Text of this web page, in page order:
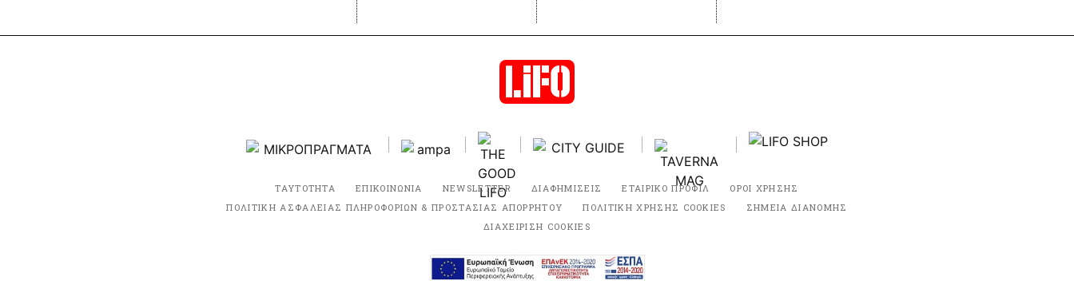
ΤΑΥΤΟΤΗΤΑ ΕΠΙΚΟΙΝΩΝΙΑ NEWSLETTER ΔΙΑΦΗΜΙΣΕΙΣ ΕΤΑΙΡΙΚΟ ΠΡΟΦΙΛ
ΟΡΟΙ ΧΡΗΣΗΣ
ΠΟΛΙΤΙΚΗ ΑΣΦΑΛΕΙΑΣ ΠΛΗΡΟΦΟΡΙΩΝ & ΠΡΟΣΤΑΣΙΑΣ ΑΠΟΡΡΗΤΟΥ
ΠΟΛΙΤΙΚΗ ΧΡΗΣΗΣ COOKIES
ΣΗΜΕΙΑ ΔΙΑΝΟΜΗΣ
ΔΙΑΧΕΙΡΙΣΗ COOKIES